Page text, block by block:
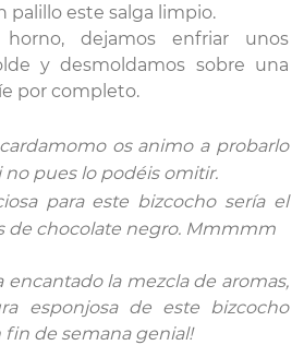
palillo este salga limpio.
dejamos enfriar unos
y desmoldamos sobre una
por completo.
os animo a probarlo
no pues lo podéis omitir.
para este bizcocho sería el
de chocolate negro. Mmmmm
encantado la mezcla de aromas,
esponjosa de este bizcocho
fin de semana genial!